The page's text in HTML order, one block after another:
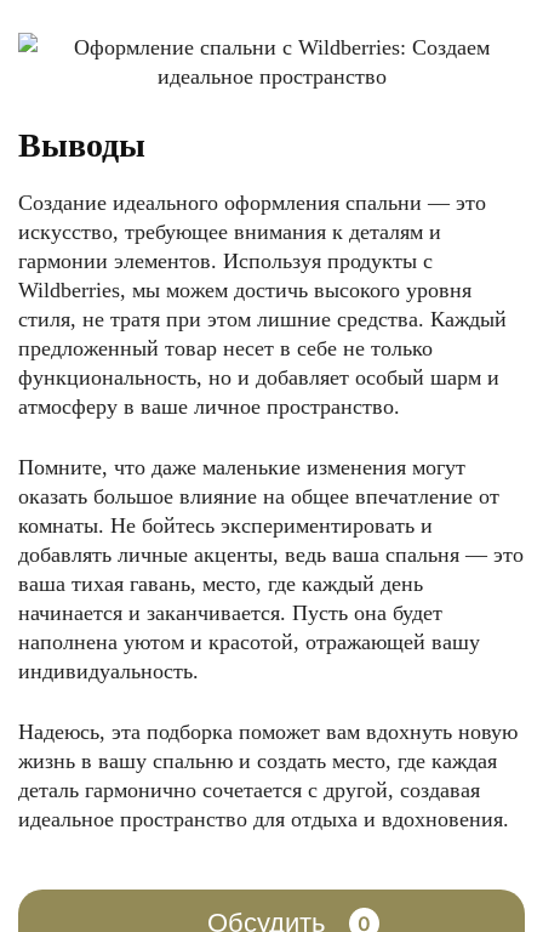
Выводы
Создание идеального оформления спальни — это
искусство, требующее внимания к деталям и
гармонии элементов. Используя продукты с
Wildberries, мы можем достичь высокого уровня
стиля, не тратя при этом лишние средства. Каждый
предложенный товар несет в себе не только
функциональность, но и добавляет особый шарм и
атмосферу в ваше личное пространство.
Помните, что даже маленькие изменения могут
оказать большое влияние на общее впечатление от
комнаты. Не бойтесь экспериментировать и
добавлять личные акценты, ведь ваша спальня — это
ваша тихая гавань, место, где каждый день
начинается и заканчивается. Пусть она будет
наполнена уютом и красотой, отражающей вашу
индивидуальность.
Надеюсь, эта подборка поможет вам вдохнуть новую
жизнь в вашу спальню и создать место, где каждая
деталь гармонично сочетается с другой, создавая
идеальное пространство для отдыха и вдохновения.
Обсудить 0